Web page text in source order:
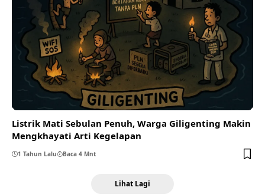
Listrik Mati Sebulan Penuh, Warga Giligenting Makin
Mengkhayati Arti Kegelapan
1 Tahun Lalu Baca 4 Mnt
Lihat Lagi